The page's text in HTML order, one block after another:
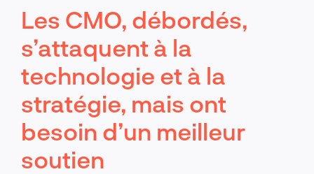
Les CMO, débordés,
s’attaquent à la
technologie et à la
stratégie, mais ont
besoin d’un meilleur
soutien